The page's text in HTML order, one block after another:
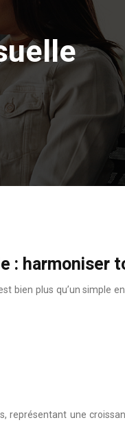
: harmoniser
bien plus qu’un simple
représentant une